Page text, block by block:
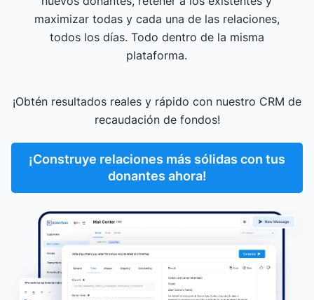
maximizar todas y cada una de las relaciones,
todos los días. Todo dentro de la misma
plataforma.
¡Obtén resultados reales y rápido con nuestro CRM de
recaudación de fondos!
¡Construye relaciones más sólidas con tus
donantes ahora!